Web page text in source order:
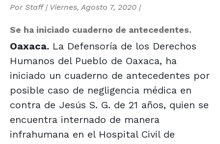
Por Staff| Viernes, Agosto 7, 2020 |
Se ha iniciado cuaderno de antecedentes.
Oaxaca. La Defensoría de los Derechos
Humanos del Pueblo de Oaxaca, ha
iniciado un cuaderno de antecedentes por
posible caso de negligencia médica en
contra de Jesús S. G. de 21 años, quien se
encuentra internado de manera
infrahumana en el Hospital Civil de